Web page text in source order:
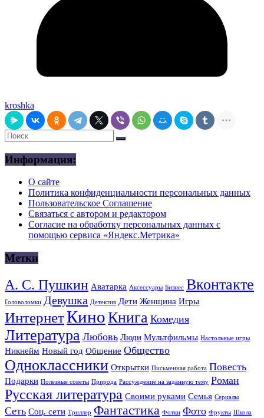
kroshka
Информация:
О сайте
Политика конфиденциальности персональных данных
Пользовательское Соглашение
Связаться с автором и редактором
Согласие на обработку персональных данных с
помощью сервиса «Яндекс.Метрика»
Метки
А. С. Пушкин Аватарка Аксессуары Бизнес Вконтакте
Головоломки Девушка Детектив Дети Женщина Игры
ИнтернетКиноКнига Комедия
Литература Любовь Люди Мультфильмы Настольные игры
Никнейм Новый год Общение Общество
Одноклассники Открытки Письменная работа Повесть
Подарки Полезные советы Природа Рассуждение на заданную тему Роман
Русская литература Своими руками Семья Сериалы
Сеть Соц. сети Триллер Фантастика Фотки Фото Фрукты Школа